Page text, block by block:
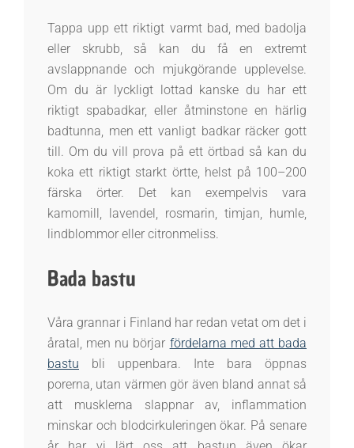
Tappa upp ett riktigt varmt bad, med badolja
eller skrubb, så kan du få en extremt
avslappnande och mjukgörande upplevelse.
Om du är lyckligt lottad kanske du har ett
riktigt spabadkar, eller åtminstone en härlig
badtunna, men ett vanligt badkar räcker gott
till. Om du vill prova på ett örtbad så kan du
koka ett riktigt starkt örtte, helst på 100–200
färska örter. Det kan exempelvis vara
kamomill, lavendel, rosmarin, timjan, humle,
lindblommor eller citronmeliss.
Bada bastu
Våra grannar i Finland har redan vetat om det i
åratal, men nu börjar fördelarna med att bada
bastu bli uppenbara. Inte bara öppnas
porerna, utan värmen gör även bland annat så
att musklerna slappnar av, inflammation
minskar och blodcirkuleringen ökar. På senare